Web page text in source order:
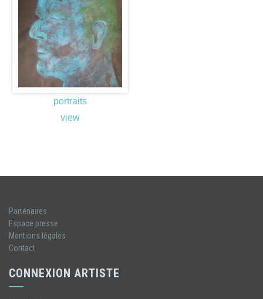
portraits
view
Partenaires
Espace presse
Mentions légales
Contact
CONNEXION ARTISTE